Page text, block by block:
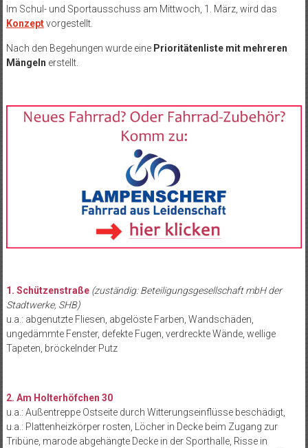
Im Schul- und Sportausschuss am Mittwoch, 1. März, wird das
Konzeptvorgestellt.
Nach den Begehungen wurde eine Prioritätenliste mit mehreren
Mängeln erstellt.
1. Schützenstraße (zuständig: Beteiligungsgesellschaft mbH der
Stadtwerke, SHB)
u.a.: abgenutzte Fliesen, abgelöste Farben, Wandschäden,
ungedämmte Fenster, defekte Fugen, verdreckte Wände, wellige
Tapeten, bröckelnder Putz
2. Am Holterhöfchen 30
u.a.: Außentreppe Ostseite durch Witterungseinflüsse beschädigt,
u.a.: Plattenheizkörper rosten, Löcher in Decke beim Zugang zur
Tribüne, marode abgehängte Decke in der Sporthalle, Risse in